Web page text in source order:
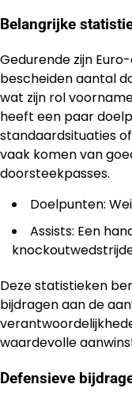
Belangrijke
Gedurende zijn
bescheiden aantal
wat zijn rol
heeft een paar
standaardsituaties
vaak komen van
doorsteekpasses.
Doelpunten:
Assists: Een
Deze statistieken
bijdragen aan de
waardevolle
Defensieve